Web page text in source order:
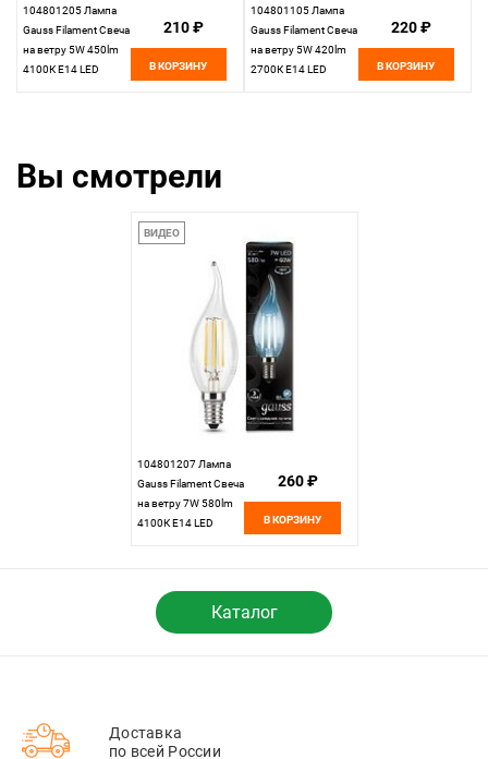
104801205 Лампа
Gauss Filament Свеча
на ветру 5W 450lm
4100К Е14 LED
210 ₽
В КОРЗИНУ
104801105 Лампа
Gauss Filament Свеча
на ветру 5W 420lm
2700К Е14 LED
220 ₽
В КОРЗИНУ
Вы смотрели
ВИДЕО
104801207 Лампа
Gauss Filament Свеча
на ветру 7W 580lm
4100К Е14 LED
260 ₽
В КОРЗИНУ
Каталог
Доставка
по всей России